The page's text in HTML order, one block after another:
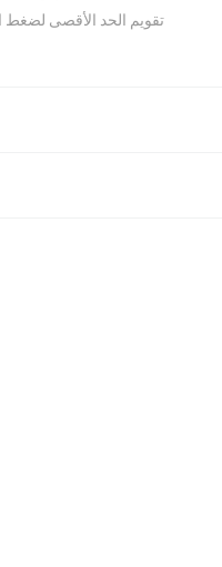
تقويم الحد الأقصى لضغط